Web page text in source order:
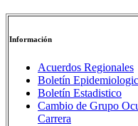
Información
Acuerdos Regionales
Boletín
Boletín Estadistico
Cambio de Grupo
Carrera